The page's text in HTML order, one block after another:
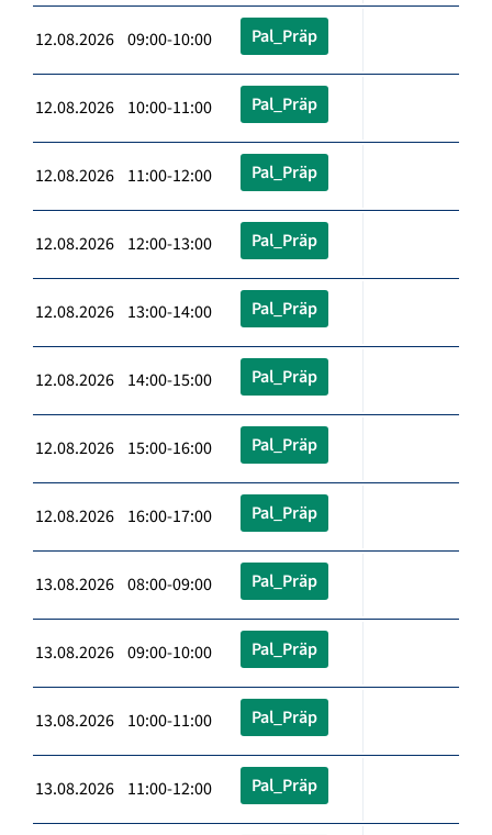
12.08.2026 09:00-10:00 Pal_Präp
12.08.2026 10:00-11:00 Pal_Präp
12.08.2026 11:00-12:00 Pal_Präp
12.08.2026 12:00-13:00 Pal_Präp
12.08.2026 13:00-14:00 Pal_Präp
12.08.2026 14:00-15:00 Pal_Präp
12.08.2026 15:00-16:00 Pal_Präp
12.08.2026 16:00-17:00 Pal_Präp
13.08.2026 08:00-09:00 Pal_Präp
13.08.2026 09:00-10:00 Pal_Präp
13.08.2026 10:00-11:00 Pal_Präp
13.08.2026 11:00-12:00 Pal_Präp